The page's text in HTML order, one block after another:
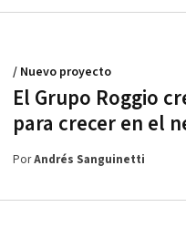
El Grupo Roggio
para crecer en el
/ Nuevo proyecto
PorAndrés Sanguinetti